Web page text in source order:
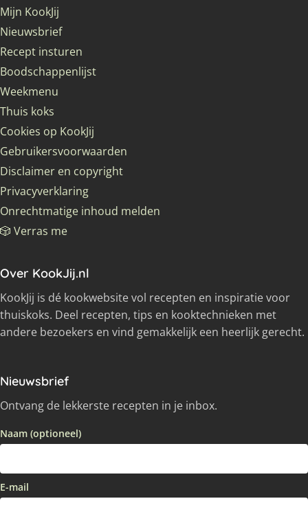
Mijn KookJij
Nieuwsbrief
Recept insturen
Boodschappenlijst
Weekmenu
Thuis koks
Cookies op KookJij
Gebruikersvoorwaarden
Disclaimer en copyright
Privacyverklaring
Onrechtmatige inhoud melden
🎲 Verras me
Over KookJij.nl
KookJij is dé kookwebsite vol recepten en inspiratie voor
thuiskoks. Deel recepten, tips en kooktechnieken met
andere bezoekers en vind gemakkelijk een heerlijk gerecht.
Nieuwsbrief
Ontvang de lekkerste recepten in je inbox.
Naam (optioneel)
E-mail